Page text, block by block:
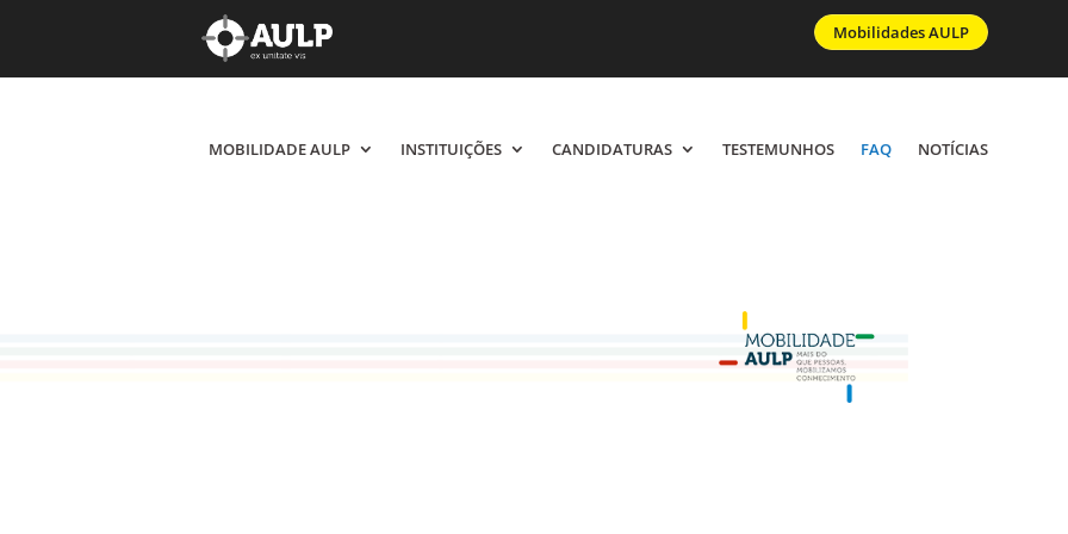
Mobilidades AULP
MOBILIDADE AULP INSTITUIÇÕES CANDIDATURAS TESTEMUNHOS FAQ NOTÍCIAS
MOBILIDADE AULP INSTITUIÇÕES CANDIDATURAS TESTEMUNHOS FAQ NOTÍCIAS